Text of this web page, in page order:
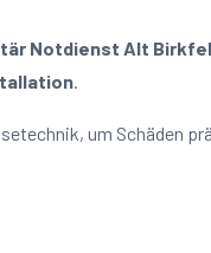
Notdienst Alt
.
um Schäden